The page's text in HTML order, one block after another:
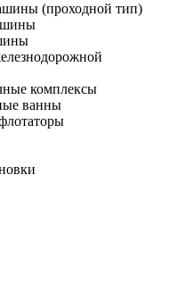
(проходной тип)
комплексы
ванны